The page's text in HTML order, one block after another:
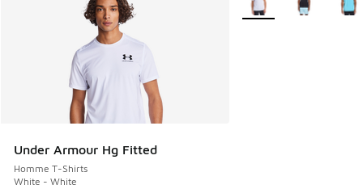
Under Armour Hg Fitted
Homme T-Shirts
White - White